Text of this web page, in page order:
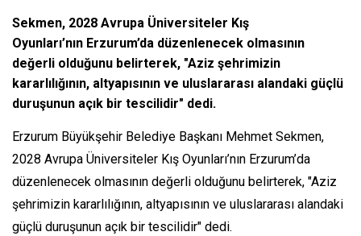
Sekmen, 2028 Avrupa Üniversiteler Kış
Oyunları’nın Erzurum’da düzenlenecek olmasının
değerli olduğunu belirterek, "Aziz şehrimizin
kararlılığının, altyapısının ve uluslararası alandaki güçlü
duruşunun açık bir tescilidir" dedi.
Erzurum Büyükşehir Belediye Başkanı Mehmet Sekmen,
2028 Avrupa Üniversiteler Kış Oyunları’nın Erzurum’da
düzenlenecek olmasının değerli olduğunu belirterek, "Aziz
şehrimizin kararlılığının, altyapısının ve uluslararası alandaki
güçlü duruşunun açık bir tescilidir" dedi.